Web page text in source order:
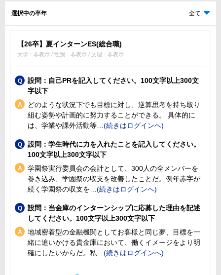
選択中の卒年 全て
【26卒】夏インターンES(総合職)
大学：非表示 / 性別：非表示 / 文理：非表示
設問：自己PRを記入してください。100文字以上300文
字以下
どのような状況下でも目標に対し、逆算思考を持ち取り
組む姿勢や計画的に努力することができる。 具体的に
は、学業や課外活動等
設問：学生時代に力を入れたことを記入してください。
100文字以上300文字以下
学園祭実行委員会の会計として、300人の全メンバーを
巻き込み、学園祭の収支を改善したことだ。例年赤字が
続く学園祭の収支を
設問：当金庫のインターンシップに応募した理由を記述
してください。100文字以上300文字以下
地域密着型の金融機関としてお客様と同じ夢、目標を一
緒に追いかける貴金庫において、働くイメージをより明
確にしたいからだ。私